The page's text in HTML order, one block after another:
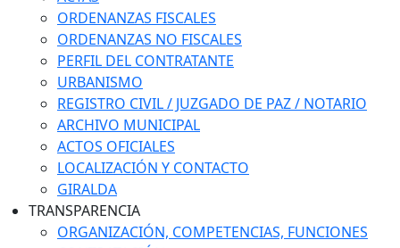
ORDENANZAS FISCALES
ORDENANZAS NO FISCALES
PERFIL DEL CONTRATANTE
URBANISMO
REGISTRO CIVIL / JUZGADO DE PAZ / NOTARIO
ARCHIVO MUNICIPAL
ACTOS OFICIALES
LOCALIZACIÓN Y CONTACTO
GIRALDA
TRANSPARENCIA
ORGANIZACIÓN, COMPETENCIAS, FUNCIONES